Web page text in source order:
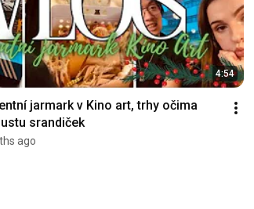
4:54
jarmark v Kino art, trhy očima
srandiček
ago